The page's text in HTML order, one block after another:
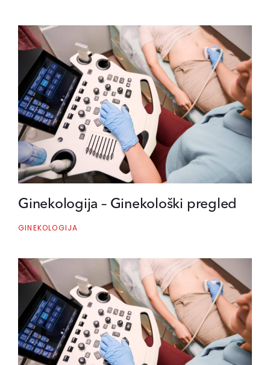
Ginekologija – Ginekološki pregled
GINEKOLOGIJA